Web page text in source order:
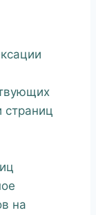
страниц
на